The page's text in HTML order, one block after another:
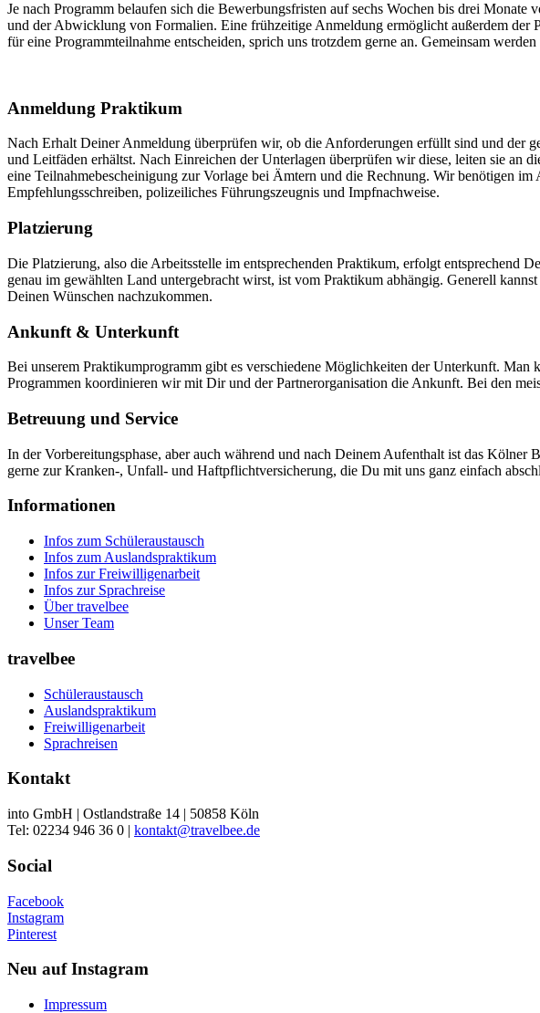
Je nach Programm belaufen sich die Bewerbungsfristen auf sechs Wochen bis drei
und der Abwicklung von Formalien. Eine frühzeitige Anmeldung ermöglicht außerdem der
für eine Programmteilnahme entscheiden, sprich uns trotzdem gerne an. Gemeinsam
Anmeldung Praktikum
Nach Erhalt Deiner Anmeldung überprüfen wir, ob die Anforderungen erfüllt sind und der
und Leitfäden erhältst. Nach Einreichen der Unterlagen überprüfen wir diese, leiten sie an
eine Teilnahmebescheinigung zur Vorlage bei Ämtern und die Rechnung. Wir benötigen
Empfehlungsschreiben, polizeiliches Führungszeugnis und Impfnachweise.
Platzierung
Die Platzierung, also die Arbeitsstelle im entsprechenden Praktikum, erfolgt entsprechend
genau im gewählten Land untergebracht wirst, ist vom Praktikum abhängig. Generell
Deinen Wünschen nachzukommen.
Ankunft & Unterkunft
Bei unserem Praktikumprogramm gibt es verschiedene Möglichkeiten der Unterkunft.
Programmen koordinieren wir mit Dir und der Partnerorganisation die Ankunft. Bei den
Betreuung und Service
In der Vorbereitungsphase, aber auch während und nach Deinem Aufenthalt ist das
gerne zur Kranken-, Unfall- und Haftpflichtversicherung, die Du mit uns ganz einfach
Informationen
Infos zum Schüleraustausch
Infos zum Auslandspraktikum
Infos zur Freiwilligenarbeit
Infos zur Sprachreise
Über travelbee
Unser Team
travelbee
Schüleraustausch
Auslandspraktikum
Freiwilligenarbeit
Sprachreisen
Kontakt
into GmbH | Ostlandstraße 14 | 50858 Köln
Tel: 02234 946 36 0 | kontakt@travelbee.de
Social
Facebook
Instagram
Pinterest
Neu auf Instagram
Impressum